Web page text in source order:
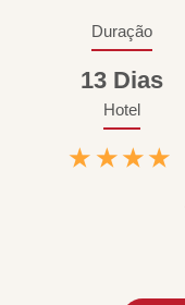
Duração
13 Dias
Hotel
★★★★